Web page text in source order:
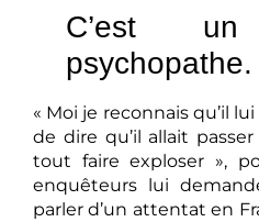
C’est un
psychopathe.
« Moi je reconnais qu’il
de dire qu’il allait
tout faire exploser »,
enquêteurs lui
parler d’un attentat en